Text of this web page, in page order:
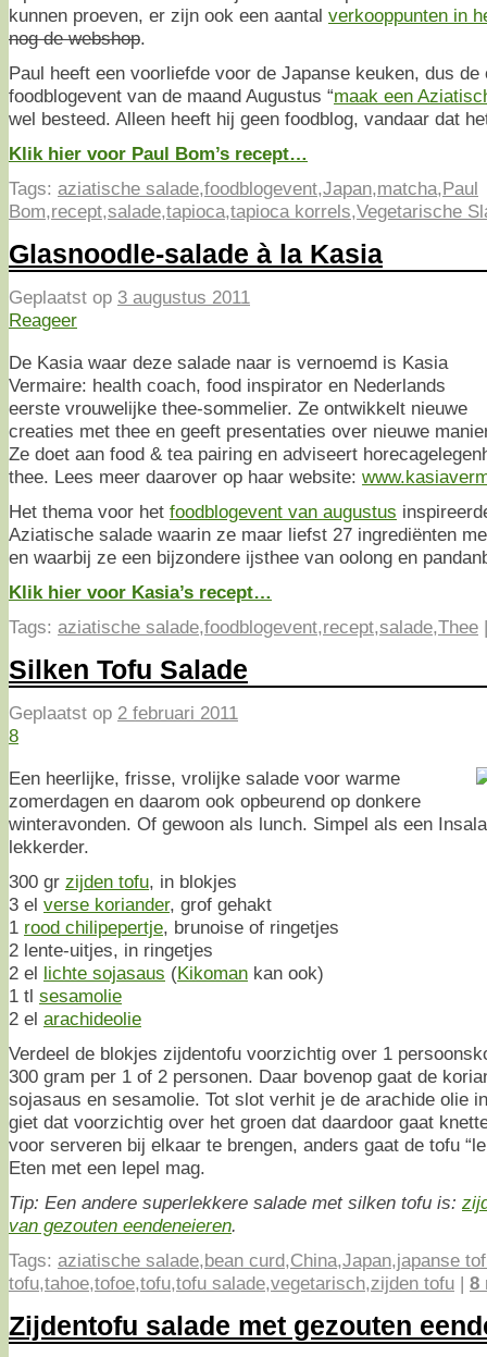
kunnen proeven, er zijn ook een aantal verkooppunten in
nog de webshop.
Paul heeft een voorliefde voor de Japanse keuken, dus
foodblogevent van de maand Augustus “maak een
wel besteed. Alleen heeft hij geen foodblog, vandaar dat
Klik hier voor Paul Bom’s recept…
Tags: aziatische salade,foodblogevent,Japan,matcha,Paul
Bom,recept,salade,tapioca,tapioca korrels,Vegetarische
Glasnoodle-salade à la Kasia
Geplaatst op 3 augustus 2011
Reageer
De Kasia waar deze salade naar is vernoemd is Kasia
Vermaire: health coach, food inspirator en Nederlands
eerste vrouwelijke thee-sommelier. Ze ontwikkelt nieuwe
creaties met thee en geeft presentaties over nieuwe
Ze doet aan food & tea pairing en adviseert
thee. Lees meer daarover op haar website:
Het thema voor het foodblogevent van augustus
Aziatische salade waarin ze maar liefst 27 ingrediënten
en waarbij ze een bijzondere ijsthee van oolong en
Klik hier voor Kasia’s recept…
Tags: aziatische salade,foodblogevent,recept,salade,Thee
Silken Tofu Salade
Geplaatst op 2 februari 2011
8
Een heerlijke, frisse, vrolijke salade voor warme
zomerdagen en daarom ook opbeurend op donkere
winteravonden. Of gewoon als lunch. Simpel als een
lekkerder.
300 gr zijden tofu, in blokjes
3 el verse koriander, grof gehakt
1 rood chilipepertje, brunoise of ringetjes
2 lente-uitjes, in ringetjes
2 el lichte sojasaus (Kikoman kan ook)
1 tl sesamolie
2 el arachideolie
Verdeel de blokjes zijdentofu voorzichtig over 1
300 gram per 1 of 2 personen. Daar bovenop gaat de
sojasaus en sesamolie. Tot slot verhit je de arachide olie
giet dat voorzichtig over het groen dat daardoor gaat
voor serveren bij elkaar te brengen, anders gaat de tofu
Eten met een lepel mag.
Tip: Een andere superlekkere salade met silken tofu is:
van gezouten eendeneieren.
Tags: aziatische salade,bean curd,China,Japan,japanse
tofu,tahoe,tofoe,tofu,tofu salade,vegetarisch,zijden tofu | 8
Zijdentofu salade met gezouten